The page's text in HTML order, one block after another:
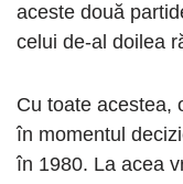
aceste două
celui de-al doilea
Cu toate acestea,
în momentul
în 1980. La acea